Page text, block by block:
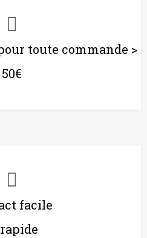
toute commande >
50€
facile